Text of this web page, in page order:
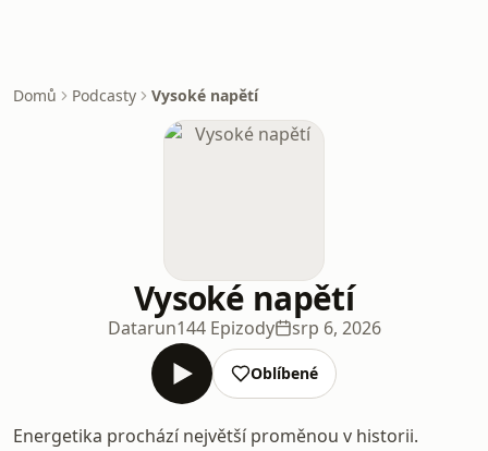
Domů Podcasty Vysoké napětí
Vysoké napětí
Datarun144 Epizody srp 6, 2026
Oblíbené
Energetika prochází největší proměnou v historii.